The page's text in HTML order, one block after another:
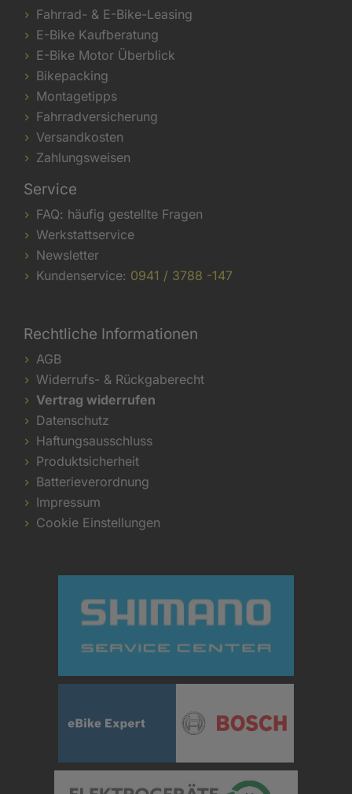
Fahrrad- & E-Bike-Leasing
E-Bike Kaufberatung
E-Bike Motor Überblick
Bikepacking
Montagetipps
Fahrradversicherung
Versandkosten
Zahlungsweisen
Service
FAQ: häufig gestellte Fragen
Werkstattservice
Newsletter
Kundenservice: 0941 / 3788 -147
Rechtliche Informationen
AGB
Widerrufs- & Rückgaberecht
Vertrag widerrufen
Datenschutz
Haftungsausschluss
Produktsicherheit
Batterieverordnung
Impressum
Cookie Einstellungen